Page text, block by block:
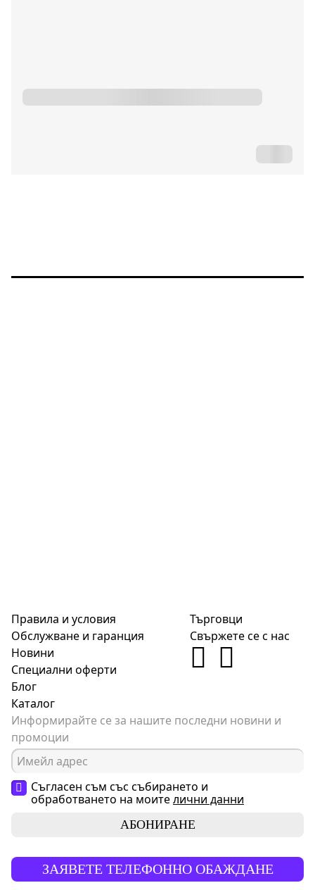
Правила и условия
Обслужване и гаранция
Новини
Специални оферти
Блог
Каталог
Търговци
Свържете се с нас
Информирайте се за нашите последни новини и
промоции
Съгласен съм със събирането и
обработването на моителични данни
АБОНИРАНЕ
ЗАЯВЕТЕ ТЕЛЕФОННО ОБАЖДАНЕ